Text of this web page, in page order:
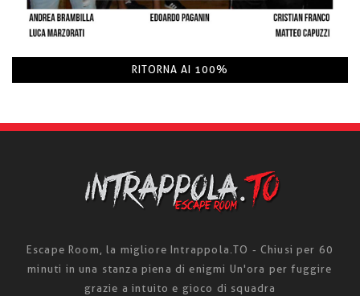
RITORNA AI 100%
Escape Room, la migliore Intrappola.TO - Chiusi per 60
minuti in una stanza piena di enigmi Un'ora per fuggire
grazie a intuito e gioco di squadra